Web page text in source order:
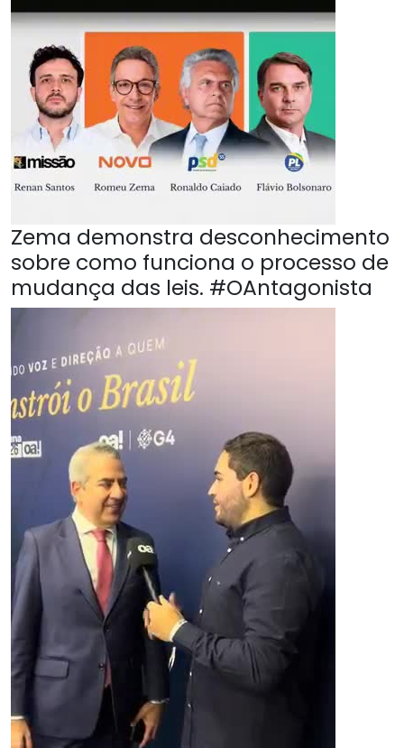
Zema demonstra desconhecimento
sobre como funciona o processo de
mudança das leis. #OAntagonista